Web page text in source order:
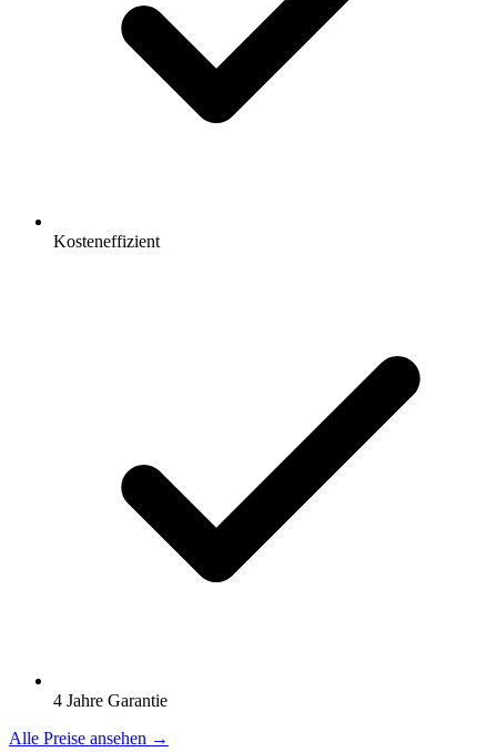
Kosteneffizient
4 Jahre Garantie
Alle Preise ansehen →